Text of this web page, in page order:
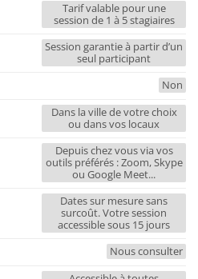
Tarif valable pour une
session de 1 à 5 stagiaires
Session garantie à partir d’un
seul participant
Non
Dans la ville de votre choix
ou dans vos locaux
Depuis chez vous via vos
outils préférés : Zoom, Skype
ou Google Meet...
Dates sur mesure sans
surcoût. Votre session
accessible sous 15 jours
Nous consulter